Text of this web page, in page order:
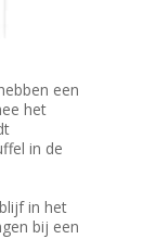
een
het
in de
in het
bij een